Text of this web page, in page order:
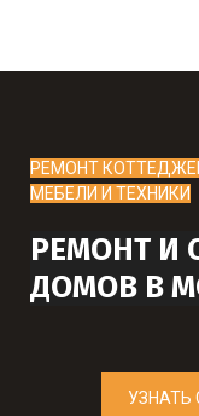
РЕМОНТ
МЕБЕЛИ И ТЕХНИКИ
РЕМОНТ И
ДОМОВ В